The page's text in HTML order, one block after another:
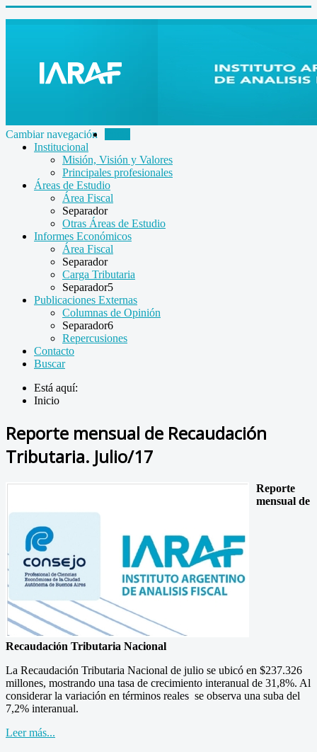
Cambiar navegación
Institucional
Misión, Visión y Valores
Principales profesionales
Áreas de Estudio
Área Fiscal
Separador
Otras Áreas de Estudio
Informes Económicos
Área Fiscal
Separador
Carga Tributaria
Separador5
Publicaciones Externas
Columnas de Opinión
Separador6
Repercusiones
Contacto
Buscar
Está aquí:
Inicio
Reporte mensual de Recaudación
Tributaria. Julio/17
Reporte
mensual de
Recaudación Tributaria Nacional
La Recaudación Tributaria Nacional de julio se ubicó en $237.326
millones, mostrando una tasa de crecimiento interanual de 31,8%. Al
considerar la variación en términos reales se observa una suba del
7,2% interanual.
Leer más...